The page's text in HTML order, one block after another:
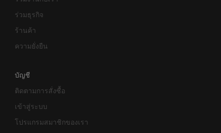
ร่วมธุรกิจ
ร้านค้า
ความยั่งยืน
บัญชี
ติดตามการสั่งซื้อ
เข้าสู่ระบบ
โปรแกรมสมาชิกของเรา